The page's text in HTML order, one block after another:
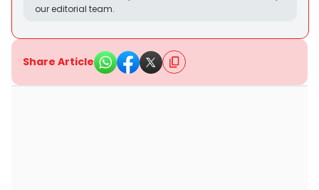
our editorial team.
Share Article